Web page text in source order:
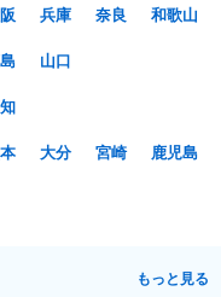
兵庫 奈良
和歌山
山口
大分 宮崎
鹿児島
もっと見る